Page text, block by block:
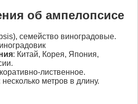
об ампелопсисе
семейство виноградовые.
: Китай, Корея, Япония,
лиственное.
несколько метров в длину.